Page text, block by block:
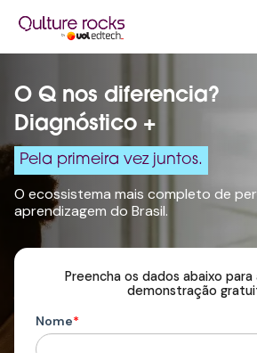
O Q nos diferencia?
Desenvolvi
Pela primeira vez juntos.
O ecossistema mais completo de
aprendizagem do Brasil.
Preencha os dados abaixo para
demonstração
Nome*